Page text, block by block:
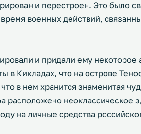
и перестроен. Это было
военных действий,
и придали ему некоторое
в Кикладах, что на острове
в нем хранится знаменитая
расположено неоклассическое
на личные средства